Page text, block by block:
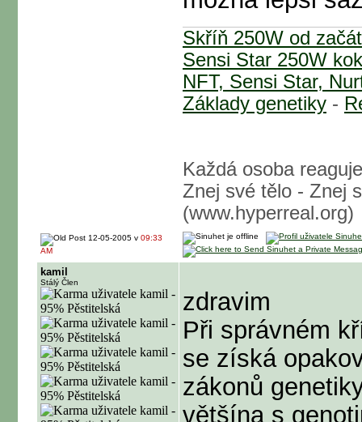
Skříň 250W od
Sensi Star 250W
NFT, Sensi Star,
Základy genetiky -
Každá osoba
Znej své tělo - Znej
(www.hyperreal.org)
12-05-2005 v 09:33
AM
kamil
Stálý Člen
zdravim
Při správném
se získá
zákonů
většína s